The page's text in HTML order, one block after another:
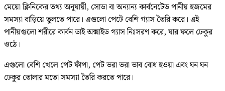
মেয়ো ক্লিনিকের তথ্য অনুযায়ী, সোডা বা অন্যান্য কার্বনেটেড পানীয় হজমের
সমস্যা বাড়িয়ে তুলতে পারে। এগুলো পেটে বেশি গ্যাস তৈরি করে। এই
পানীয়গুলো শরীরে কার্বন ডাই অক্সাইড গ্যাস নিঃসরণ করে, যার ফলে ঢেকুর
ওঠে।
এগুলো বেশি খেলে পেট ফাঁপা, পেট ভরা ভরা ভাব বোধ হওয়া এবং ঘন ঘন
ঢেকুর তোলার মতো সমস্যা তৈরি করতে পারে।